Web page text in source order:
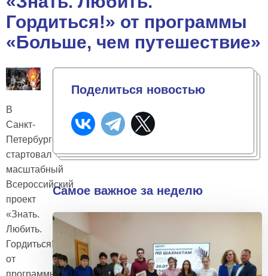
Гордиться!» от программы
«Больше, чем путешествие»
В
Санкт-
Петербурге
стартовал
масштабный
Всероссийский
проект
«Знать.
Любить.
Гордиться!»
от
Поделиться новостью
Самое важное за неделю